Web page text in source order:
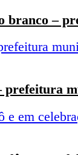
branco –
prefeitura